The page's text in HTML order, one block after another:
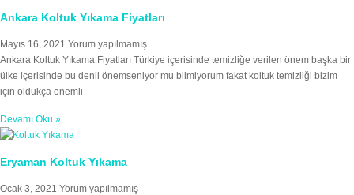
Ankara Koltuk Yıkama Fiyatları
Mayıs 16, 2021 Yorum yapılmamış
Ankara Koltuk Yıkama Fiyatları Türkiye içerisinde temizliğe verilen önem başka bir
ülke içerisinde bu denli önemseniyor mu bilmiyorum fakat koltuk temizliği bizim
için oldukça önemli
Devamı Oku »
Eryaman Koltuk Yıkama
Ocak 3, 2021 Yorum yapılmamış